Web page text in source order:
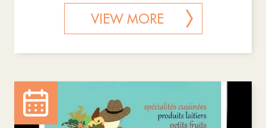
VIEW MORE